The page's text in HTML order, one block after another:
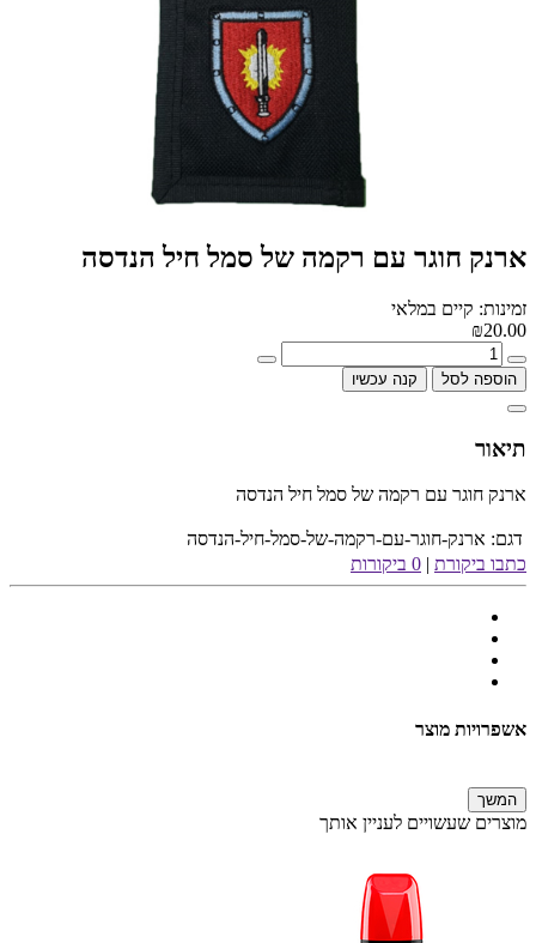
ארנק חוגר עם רקמה של סמל חיל הנדסה
זמינות: קיים במלאי
₪20.00
הוספה לסל קנה עכשיו
תיאור
ארנק חוגר עם רקמה של סמל חיל הנדסה
דגם: ארנק-חוגר-עם-רקמה-של-סמל-חיל-הנדסה
כתבו ביקורת | 0 ביקורות
אשפרויות מוצר
המשך
מוצרים שעשויים לעניין אותך